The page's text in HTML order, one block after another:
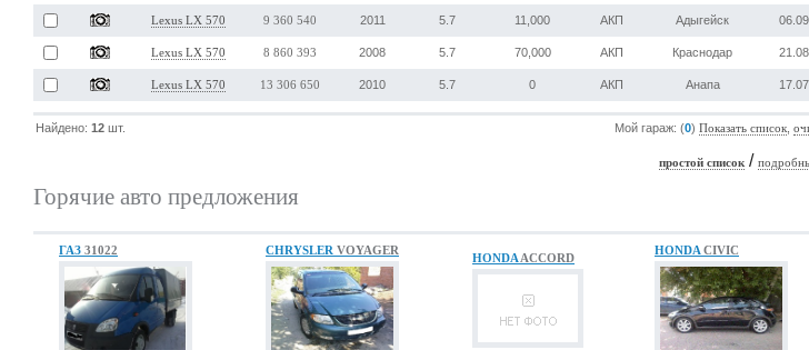
Lexus LX 570 9 360 540 2011 5.7 11,000 АКП Адыгейск
Lexus LX 570 8 860 393 2008 5.7 70,000 АКП Краснодар
Lexus LX 570 13 306 650 2010 5.7 0 АКП Анапа
Найдено:12 шт. Мой гараж: (0)Показать список ,
простой список /
Горячие авто предложения
ГАЗ 31022 CHRYSLER VOYAGER
HONDA ACCORD
HONDA CIVIC